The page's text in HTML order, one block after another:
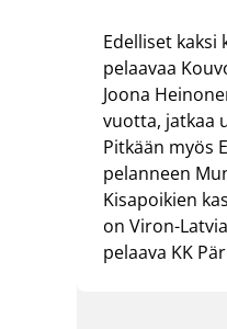
Edelliset kaksi
pelaavaa
Joona
vuotta, jatkaa
Pitkään myös
pelanneen
Kisapoikien
on Viron-
pelaava KK